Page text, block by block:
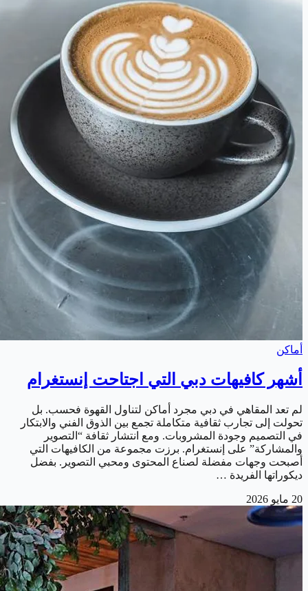
أماكن
أشهر كافيهات دبي التي اجتاحت إنستغرام
لم تعد المقاهي في دبي مجرد أماكن لتناول القهوة فحسب. بل
تحولت إلى تجارب ثقافية متكاملة تجمع بين الذوق الفني والابتكار
في التصميم وجودة المشروبات. ومع انتشار ثقافة “التصوير
والمشاركة” على إنستغرام. برزت مجموعة من الكافيهات التي
أصبحت وجهات مفضلة لصناع المحتوى ومحبي التصوير. بفضل
ديكوراتها الفريدة …
20 مايو 2026